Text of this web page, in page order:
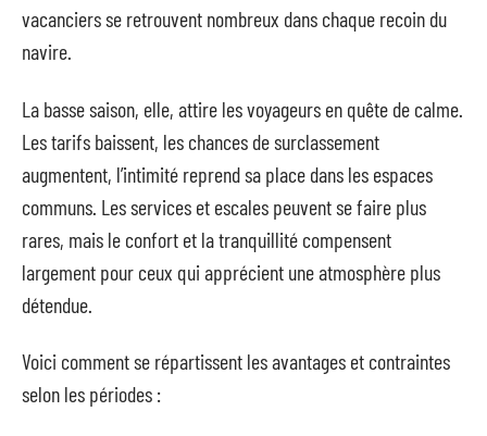
vacanciers se retrouvent nombreux dans chaque recoin du
navire.
La basse saison, elle, attire les voyageurs en quête de calme.
Les tarifs baissent, les chances de surclassement
augmentent, l’intimité reprend sa place dans les espaces
communs. Les services et escales peuvent se faire plus
rares, mais le confort et la tranquillité compensent
largement pour ceux qui apprécient une atmosphère plus
détendue.
Voici comment se répartissent les avantages et contraintes
selon les périodes :